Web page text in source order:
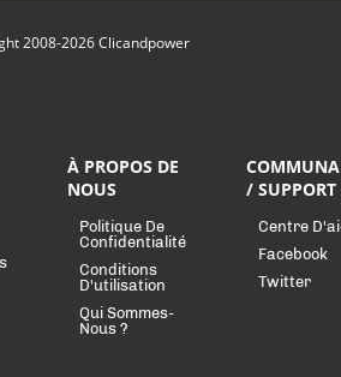
2008-2026 Clicandpower
À PROPOS DE
NOUS
Politique De
Confidentialité
Conditions
D'utilisation
Qui Sommes-
Nous ?
/ SUPPORT
Centre
Facebook
Twitter